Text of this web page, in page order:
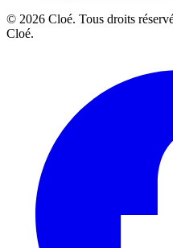
© 2026 Cloé. Tous droits
Cloé.